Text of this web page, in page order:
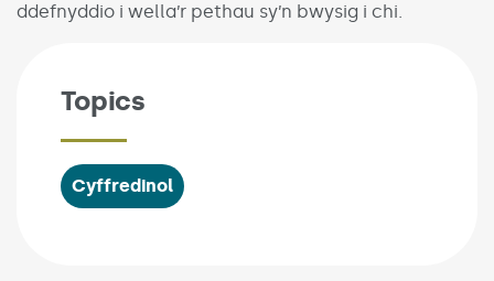
ddefnyddio i wella’r pethau sy’n bwysig i chi.
Topics
Cyffredinol